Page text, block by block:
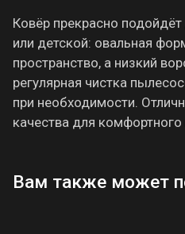
Ковёр прекрасно подойдёт
или детской: овальная
пространство, а низкий
регулярная чистка
при необходимости.
качества для
Вам также может